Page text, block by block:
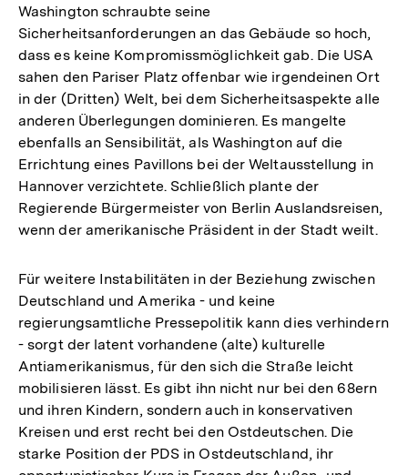
Washington schraubte seine
Sicherheitsanforderungen an das Gebäude so hoch,
dass es keine Kompromissmöglichkeit gab. Die USA
sahen den Pariser Platz offenbar wie irgendeinen Ort
in der (Dritten) Welt, bei dem Sicherheitsaspekte alle
anderen Überlegungen dominieren. Es mangelte
ebenfalls an Sensibilität, als Washington auf die
Errichtung eines Pavillons bei der Weltausstellung in
Hannover verzichtete. Schließlich plante der
Regierende Bürgermeister von Berlin Auslandsreisen,
wenn der amerikanische Präsident in der Stadt weilt.
Für weitere Instabilitäten in der Beziehung zwischen
Deutschland und Amerika - und keine
regierungsamtliche Pressepolitik kann dies verhindern
- sorgt der latent vorhandene (alte) kulturelle
Antiamerikanismus, für den sich die Straße leicht
mobilisieren lässt. Es gibt ihn nicht nur bei den 68ern
und ihren Kindern, sondern auch in konservativen
Kreisen und erst recht bei den Ostdeutschen. Die
starke Position der PDS in Ostdeutschland, ihr